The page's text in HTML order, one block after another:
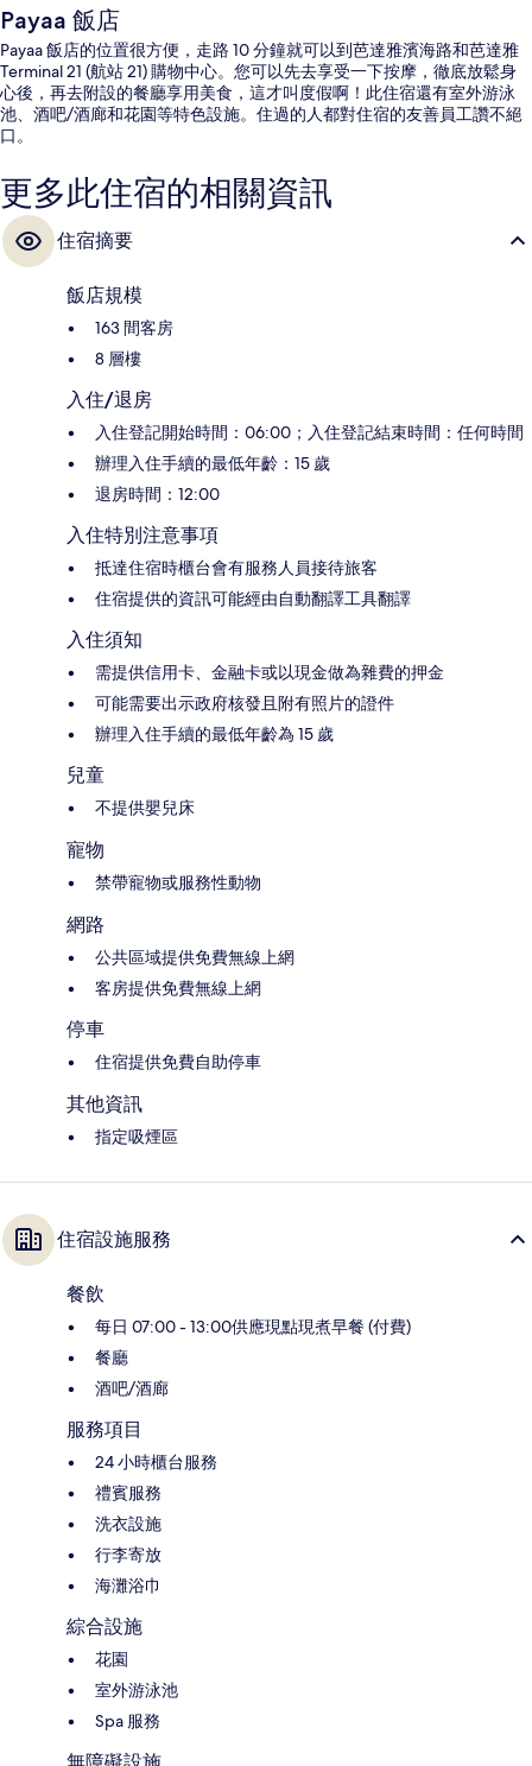
Payaa 飯店
Payaa 飯店的位置很方便，走路 10 分鐘就可以到芭達雅濱海路和芭達雅
Terminal 21 (航站 21) 購物中心。您可以先去享受一下按摩，徹底放鬆身
心後，再去附設的餐廳享用美食，這才叫度假啊！此住宿還有室外游泳
池、酒吧/酒廊和花園等特色設施。住過的人都對住宿的友善員工讚不絕
口。
更多此住宿的相關資訊
住宿摘要
飯店規模
163 間客房
8 層樓
入住/退房
入住登記開始時間：06:00；入住登記結束時間：任何時間
辦理入住手續的最低年齡：15 歲
退房時間：12:00
入住特別注意事項
抵達住宿時櫃台會有服務人員接待旅客
住宿提供的資訊可能經由自動翻譯工具翻譯
入住須知
需提供信用卡、金融卡或以現金做為雜費的押金
可能需要出示政府核發且附有照片的證件
辦理入住手續的最低年齡為 15 歲
兒童
不提供嬰兒床
寵物
禁帶寵物或服務性動物
網路
公共區域提供免費無線上網
客房提供免費無線上網
停車
住宿提供免費自助停車
其他資訊
指定吸煙區
住宿設施服務
餐飲
每日 07:00 - 13:00供應現點現煮早餐 (付費)
餐廳
酒吧/酒廊
服務項目
24 小時櫃台服務
禮賓服務
洗衣設施
行李寄放
海灘浴巾
綜合設施
花園
室外游泳池
Spa 服務